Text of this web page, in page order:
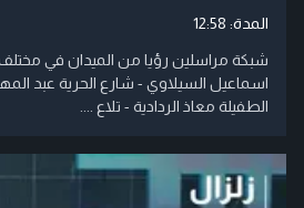
المدة: 12:58
شبكة مراسلين رؤيا من الميدان في
اسماعيل السيلاوي - شارع الحرية عبد
الطفيلة معاذ الردادية - تلاع ....